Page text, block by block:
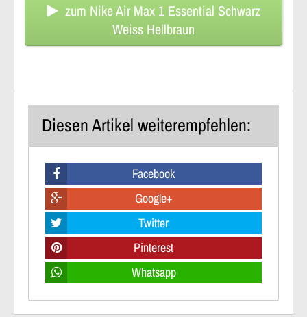
zum Nike Air Max 1 Essential Schwarz
Weiss Hellbraun
Diesen Artikel weiterempfehlen:
Facebook
Google+
Twitter
Pinterest
Whatsapp